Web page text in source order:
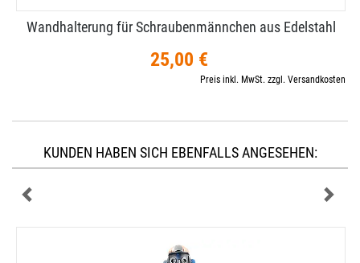
Wandhalterung für Schraubenmännchen aus Edelstahl
25,00 €
Preis inkl. MwSt. zzgl. Versandkosten
KUNDEN HABEN SICH EBENFALLS ANGESEHEN: